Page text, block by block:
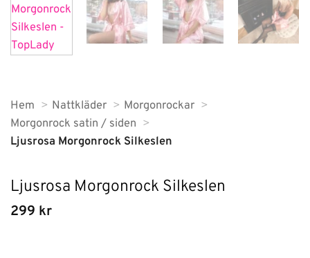
Hem Nattkläder
Morgonrockar
Morgonrock satin / siden
Ljusrosa Morgonrock Silkeslen
Ljusrosa Morgonrock Silkeslen
299 kr